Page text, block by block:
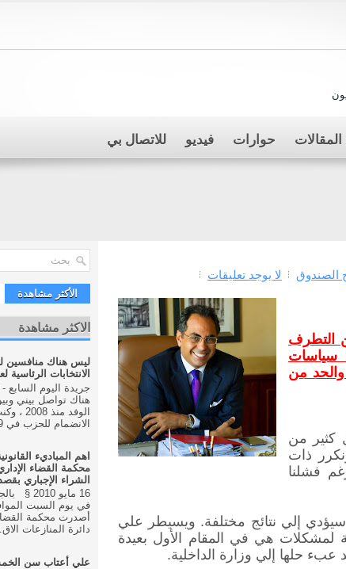
حوارات فيديو للاتصال بي
الصندوق لا يوجد تعليقات
التطرف
سياسات
والحد من
كثير من
ذات
فشلنا
إلي نتائج مختلفة. ويسيطر علي
لمشكلات هي في المقام الأول بعيدة
حلها إلي وزارة الداخلية.
الأكثر مشاهدة
الاكثر مشاهدة
ليس هناك
الانتخابات الرئاسية لعام
هناك تواصل بيني
الوفد
الانضمام للحزب في 2009 ولكن لم ...
اهم المباديء
محكمة القضاء
الشراء الإجباري
16 مايو
أصدرت محكمة
دائرة المنازعات
علي أعتاب سن